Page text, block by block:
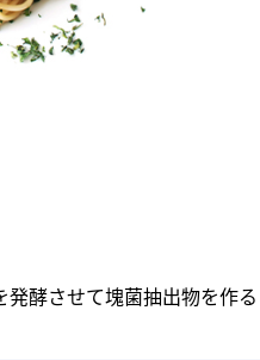
酵させて塊菌抽出物を